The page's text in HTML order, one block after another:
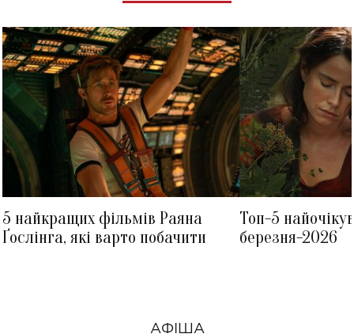
5 найкращих фільмів Раяна
Ґослінга, які варто побачити
Топ-5
березня-2026
АФІША